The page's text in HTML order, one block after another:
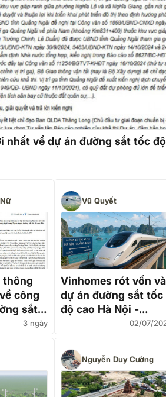
nhất về dự án đường sắt tốc
thông
công
sắt
- Nam
3 ngày
Vũ Quyết
Vinhomes rót vốn
dự án đường sắt tốc
độ cao Hà Nội -
02/07/
Nguyễn Duy Cường